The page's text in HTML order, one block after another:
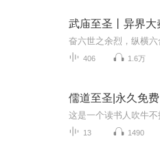
406 1.6万
儒道至圣|永久免费
13 1490